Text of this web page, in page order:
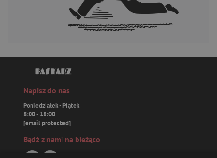
Napisz do nas
Poniedziałek - Piątek
8:00 - 18:00
[email protected]
Bądź z nami na bieżąco